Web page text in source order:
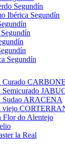
Segundín
Ibérica Segundín
Segundín
Curado
Semicurado
Sudao ARACENA
viejo
Flor do Alentejo
la Real